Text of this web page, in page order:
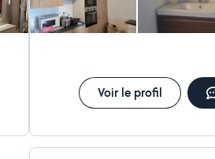
Voir le profil